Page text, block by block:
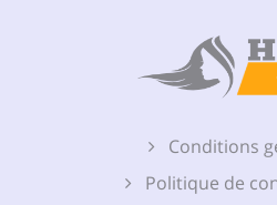
Conditions
Politique de